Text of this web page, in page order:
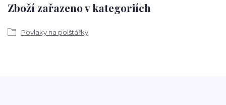
Zboží zařazeno v kategoriích
Povlaky na polštářky